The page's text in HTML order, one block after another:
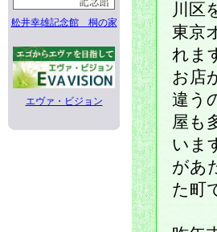
舩井幸雄記念館 桐の家
エヴァ・ビジョン
川区
東京
れま
お店
違う
屋も
いま
があ
た町